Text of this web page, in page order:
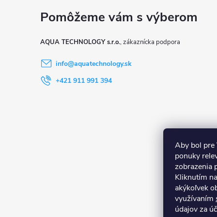
Aby bol pre
ponuky
zobrazenia
Kliknutím
akýkoľvek
využívaním
údajov za
AQUA TECHNOLOGY s.r.o.
info@aquatechnology.sk
+421 911 991 394